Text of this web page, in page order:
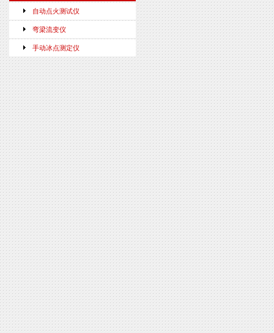
自动点火测试仪
弯梁流变仪
手动冰点测定仪